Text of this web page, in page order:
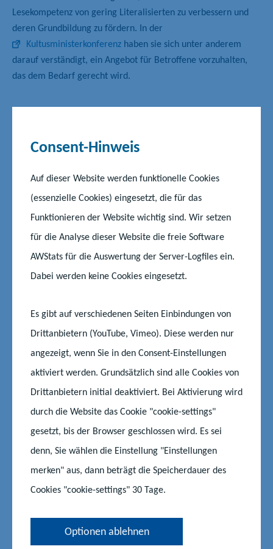
Consent-Hinweis
Auf dieser Website werden funktionelle Cookies
(essenzielle Cookies) eingesetzt, die für das
Funktionieren der Website wichtig sind. Wir setzen
für die Analyse dieser Website die freie Software
AWStats für die Auswertung der Server-Logfiles ein.
Dabei werden keine Cookies eingesetzt.
Es gibt auf verschiedenen Seiten Einbindungen von
Drittanbietern (YouTube, Vimeo). Diese werden nur
angezeigt, wenn Sie in den Consent-Einstellungen
aktiviert werden. Grundsätzlich sind alle Cookies von
Drittanbietern initial deaktiviert. Bei Aktivierung wird
durch die Website das Cookie "cookie-settings"
gesetzt, bis der Browser geschlossen wird. Es sei
denn, Sie wählen die Einstellung "Einstellungen
merken" aus, dann beträgt die Speicherdauer des
Cookies "cookie-settings" 30 Tage.
Optionen ablehnen
Lesekompetenz von gering Literalisierten zu verbessern und
deren Grundbildung zu fördern. In der
Kultusministerkonferenz haben sie sich unter anderem
darauf verständigt, ein Angebot für Betroffene vorzuhalten,
das dem Bedarf gerecht wird.
Vorpommern
Für die Alphabetisierung und Grundbildung sind in
Mecklenburg-Vorpommern die Volkshochschulen zuständig.
Volkshochschulen kostenfrei, weil das Land sie entsprechend
fördert. Durch Kooperationen mit den Volkshochschulen
können die Kurse bei Bedarf auch in Justizvollzugsanstalten,
Mehrgenerationenhäusern und Werkstätten durchgeführt
sich an das Umfeld gering literalisierter Erwachsenen und an
Lehrkräfte in der Grundbildung richten.
Im Auftrag des Landes hat der
VHS-Landesverband Mecklenburg-Vorpommern
Grundbildung eingerichtet.
Rechtsvorschriften
Gesetz zur Förderung der Weiterbildung in